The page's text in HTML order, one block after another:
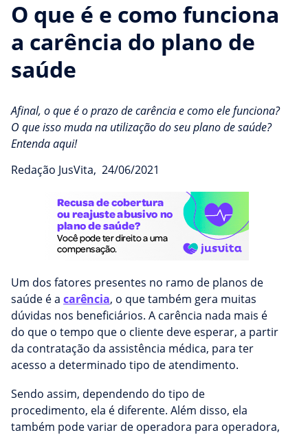
O que é e como funciona
a carência do plano de
saúde
Afinal, o que é o prazo de carência e como ele funciona?
O que isso muda na utilização do seu plano de saúde?
Entenda aqui!
Redação JusVita, 24/06/2021
Um dos fatores presentes no ramo de planos de
saúde é a carência, o que também gera muitas
dúvidas nos beneficiários. A carência nada mais é
do que o tempo que o cliente deve esperar, a partir
da contratação da assistência médica, para ter
acesso a determinado tipo de atendimento.
Sendo assim, dependendo do tipo de
procedimento, ela é diferente. Além disso, ela
também pode variar de operadora para operadora,